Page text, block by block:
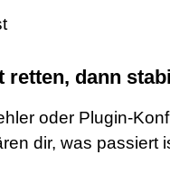
retten, dann
oder Plugin-
dir, was passiert